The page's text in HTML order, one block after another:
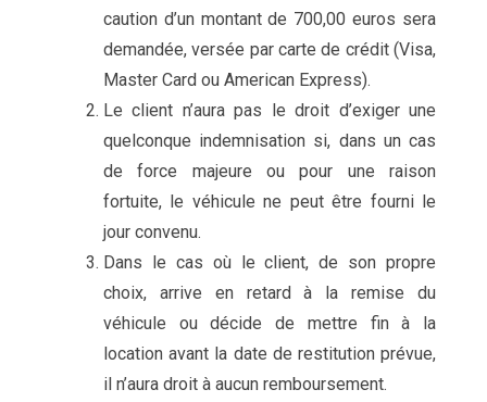
caution d’un montant de 700,00 euros sera
demandée, versée par carte de crédit (Visa,
Master Card ou American Express).
Le client n’aura pas le droit d’exiger une
quelconque indemnisation si, dans un cas
de force majeure ou pour une raison
fortuite, le véhicule ne peut être fourni le
jour convenu.
Dans le cas où le client, de son propre
choix, arrive en retard à la remise du
véhicule ou décide de mettre fin à la
location avant la date de restitution prévue,
il n’aura droit à aucun remboursement.